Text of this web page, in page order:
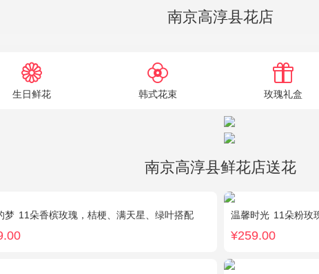
南京高淳县花店
生日鲜花 韩式花束 玫瑰礼盒
南京高淳县鲜花店送花
梦 11朵香槟玫瑰，桔梗、满天星、绿叶搭配 温馨时光 11朵粉玫
¥259.00